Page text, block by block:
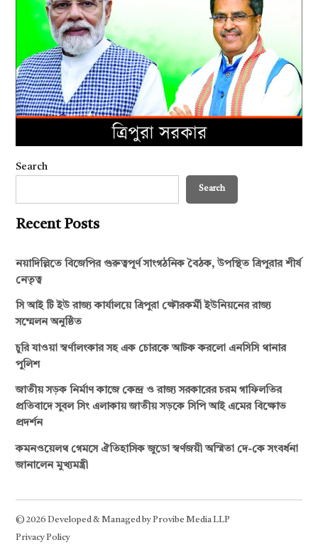
Search
Search
Recent Posts
নয়াদিল্লিতে বিজেপির গুরুত্বপূর্ণ সাংগঠনিক বৈঠক, উপস্থিত ত্রিপুরার শীর্ষ
নেতৃত্ব
সি আই টি ইউ রাজ্য কার্যালয়ে ত্রিপুরা ক্ষৌরকর্মী ইউনিয়নের রাজ্য
সম্মেলন অনুষ্ঠিত
চুরি যাওয়া স্বর্ণালংকার সহ এক চোরকে আটক করলো এনসিসি থানার
পুলিশ
জাতীয় সড়ক নির্মাণ কাজে কেন্দ্র ও রাজ্য সরকারের চরম গাফিলতির
প্রতিবাদে সুবল সিং এলাকায় জাতীয় সড়কে সিপি আই এমের বিক্ষোভ
প্রদর্শন
কমনওয়েলথ গেমসে ঐতিহাসিক জুডো স্বর্ণজয়ী অস্মিতা দে-কে সংবর্ধনা
জানালেন মুখ্যমন্ত্রী
© 2026 Developed & Managed by Provibe Media LLP
Privacy Policy